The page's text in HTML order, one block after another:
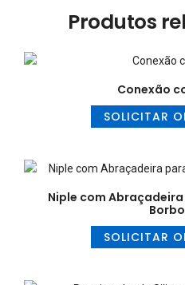
Produtos
Conexão
SOLICITAR
Niple com
SOLICITAR